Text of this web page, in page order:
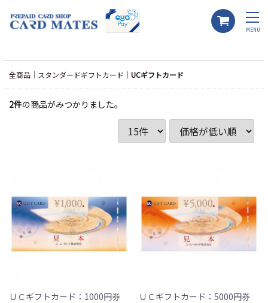
MENU
全商品 スタンダードギフトカード UCギフトカード
2件の商品がみつかりました。
ＵＣギフトカード：1000円券
ＵＣギフトカード：5000円券